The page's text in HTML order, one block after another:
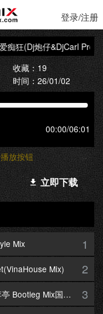
登录/注册
狂(Dj炮仔&DjCarl
收藏：19
时间：26/01/02
00:00/06:01
放按钮
立即下载
Mix 1
Mix) 2
王宇宙Leto&乔浚丞 - 若月亮没来(Eltee李亭 Bootleg Mix国语合唱) 3